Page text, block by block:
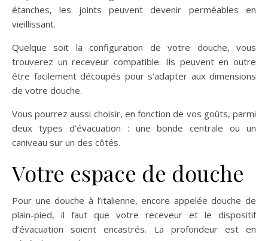
étanches, les joints peuvent devenir perméables en
vieillissant.
Quelque soit la configuration de votre douche, vous
trouverez un receveur compatible. Ils peuvent en outre
être facilement découpés pour s’adapter aux dimensions
de votre douche.
Vous pourrez aussi choisir, en fonction de vos goûts, parmi
deux types d’évacuation : une bonde centrale ou un
caniveau sur un des côtés.
Votre espace de douche
Pour une douche à l’italienne, encore appelée douche de
plain-pied, il faut que votre receveur et le dispositif
d’évacuation soient encastrés. La profondeur est en